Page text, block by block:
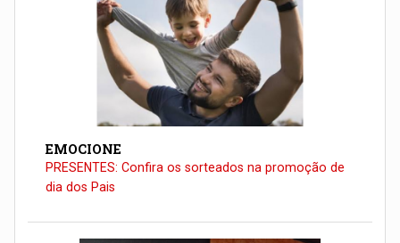
EMOCIONE
PRESENTES: Confira os sorteados na promoção de
dia dos Pais